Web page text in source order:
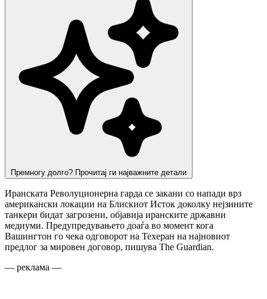
Премногу долго? Прочитај ги најважните детали
Иранската Револуционерна гарда се закани со напади врз
американски локации на Блискиот Исток доколку нејзините
танкери бидат загрозени, објавија иранските државни
медиуми. Предупредувањето доаѓа во момент кога
Вашингтон го чека одговорот на Техеран на најновиот
предлог за мировен договор, пишува The Guardian.
— реклама —